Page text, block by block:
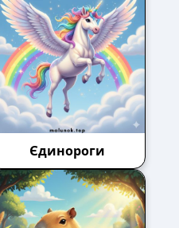
Єдинороги